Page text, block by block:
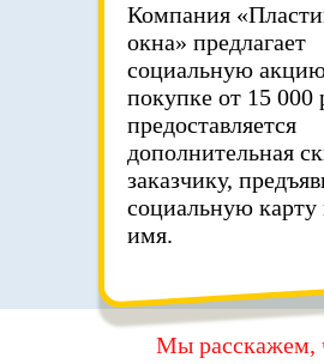
Компания
окна» предлагает
социальную
покупке от 15 000
предоставляется
дополнительная
заказчику,
социальную карту
имя.
Мы расскажем,